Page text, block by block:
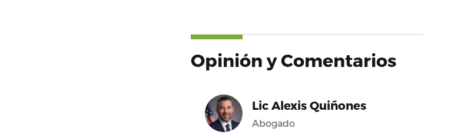
Opinión y Comentarios
Lic Alexis Quiñones
Abogado